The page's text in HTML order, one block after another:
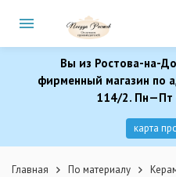
Вы из Ростова-на-
фирменный магазин по
114/2. Пн—Пт
карта
Главная По материалу